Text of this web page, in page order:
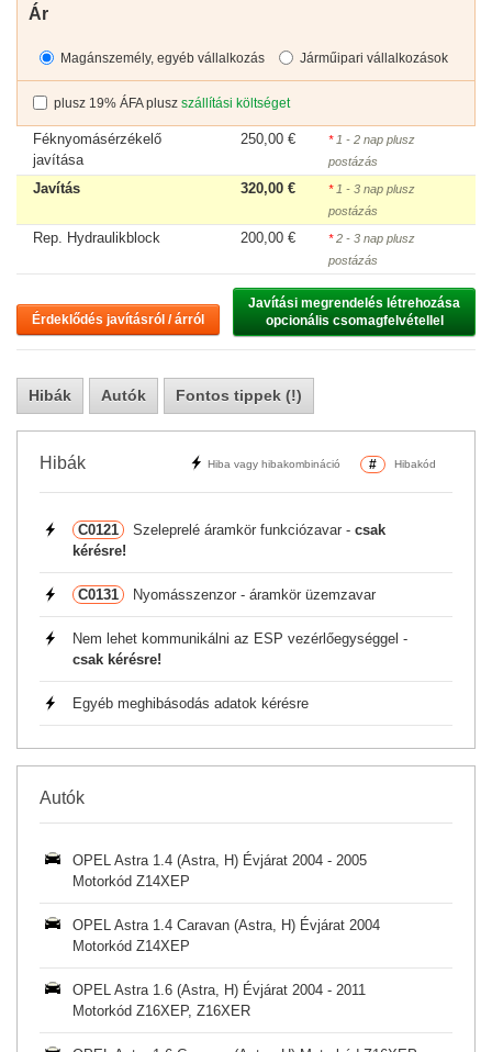
Ár
Magánszemély, egyéb vállalkozás Járműipari vállalkozások
plusz 19% ÁFA plusz szállítási költséget
Féknyomásérzékelő
javítása
250,00 € *1 - 2 nap plusz
postázás
Javítás 320,00 € *1 - 3 nap plusz
postázás
Rep. Hydraulikblock 200,00 € *2 - 3 nap plusz
postázás
Érdeklődés javításról / árról
Javítási megrendelés létrehozása
opcionális csomagfelvétellel
Hibák Autók Fontos tippek (!)
Hibák Hiba vagy hibakombináció # Hibakód
C0121 Szeleprelé áramkör funkciózavar - csak
kérésre!
C0131 Nyomásszenzor - áramkör üzemzavar
Nem lehet kommunikálni az ESP vezérlőegységgel -
csak kérésre!
Egyéb meghibásodás adatok kérésre
Autók
OPEL Astra 1.4 (Astra, H) Évjárat 2004 - 2005
Motorkód Z14XEP
OPEL Astra 1.4 Caravan (Astra, H) Évjárat 2004
Motorkód Z14XEP
OPEL Astra 1.6 (Astra, H) Évjárat 2004 - 2011
Motorkód Z16XEP, Z16XER